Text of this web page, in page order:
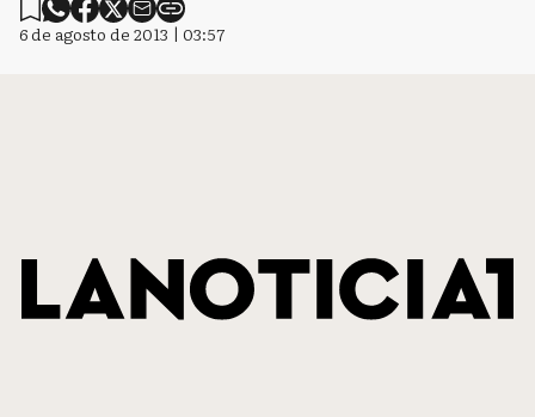
6 de agosto de 2013 | 03:57